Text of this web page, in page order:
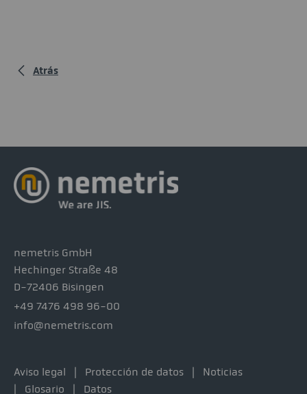
Atrás
nemetris GmbH
Hechinger Straße 48
D-72406 Bisingen
+49 7476 498 96-00
info@nemetris.com
Aviso legal Protección de datos
Noticias
Glosario
Datos